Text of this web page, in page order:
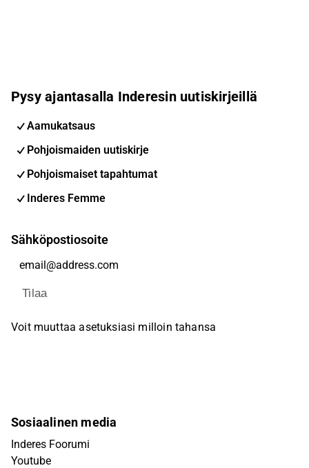
Pysy ajantasalla Inderesin uutiskirjeillä
Aamukatsaus
Pohjoismaiden uutiskirje
Pohjoismaiset tapahtumat
Inderes Femme
Sähköpostiosoite
Tilaa
Voit muuttaa asetuksiasi milloin tahansa
Sosiaalinen media
Inderes Foorumi
Youtube